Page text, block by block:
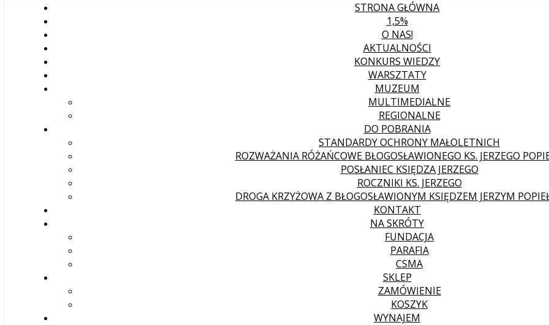
STRONA GŁÓWNA
1,5%
O NAS!
AKTUALNOŚCI
KONKURS WIEDZY
WARSZTATY
MUZEUM
MULTIMEDIALNE
REGIONALNE
DO POBRANIA
STANDARDY OCHRONY MAŁOLETNICH
ROZWAŻANIA RÓŻAŃCOWE BŁOGOSŁAWIONEGO KS. JERZEGO
POSŁANIEC KSIĘDZA JERZEGO
ROCZNIKI KS. JERZEGO
DROGA KRZYŻOWA Z BŁOGOSŁAWIONYM KSIĘDZEM JERZYM
KONTAKT
NA SKRÓTY
FUNDACJA
PARAFIA
CSMA
SKLEP
ZAMÓWIENIE
KOSZYK
WYNAJEM